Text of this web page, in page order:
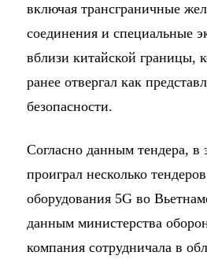
включая трансграничные
соединения и специальные
вблизи китайской границы,
ранее отвергал как
безопасности.
Согласно данным тендера, в
проиграл несколько
оборудования 5G во
данным министерства
компания сотрудничала в